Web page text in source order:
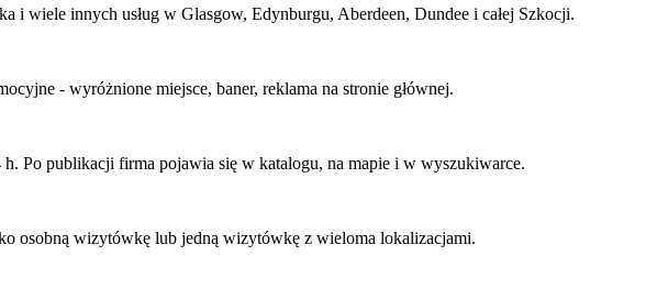
i wiele innych usług w Glasgow, Edynburgu, Aberdeen, Dundee i całej Szkocji.
- wyróżnione miejsce, baner, reklama na stronie głównej.
Po publikacji firma pojawia się w katalogu, na mapie i w wyszukiwarce.
osobną wizytówkę lub jedną wizytówkę z wieloma lokalizacjami.